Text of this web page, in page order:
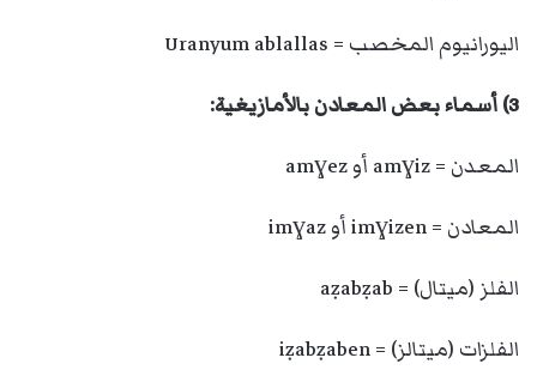
اليورانيوم المخصب = Uranyum ablallas
3) أسماء بعض المعادن بالأمازيغية:
المعدن = amɣiz أو amɣez
المعادن = imɣizen أو imɣaz
الفلز (ميتال) = aẓabẓab
الفلزات (ميتالز) = iẓabẓaben